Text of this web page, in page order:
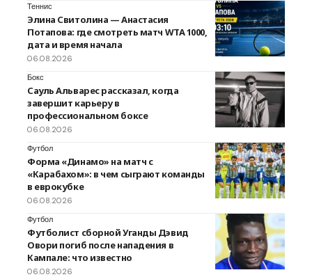
Теннис
Элина Свитолина — Анастасия
Потапова: где смотреть матч WTA 1000,
дата и время начала
06.08.2026
Бокс
Сауль Альварес рассказал, когда
завершит карьеру в
профессиональном боксе
06.08.2026
Футбол
Форма «Динамо» на матч с
«Карабахом»: в чем сыграют команды
в еврокубке
06.08.2026
Футбол
Футболист сборной Уганды Дэвид
Овори погиб после нападения в
Кампале: что известно
06.08.2026